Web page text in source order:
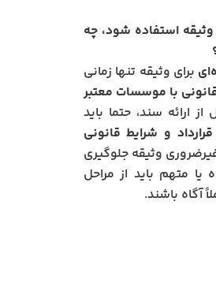
وثیقه استفاده شود، چه
برای وثیقه تنها زمانی
قانونی با موسسات معتبر
ارائه سند، حتما باید
و شرایط قانونی
وثیقه جلوگیری
یا متهم باید از مراحل
آگاه باشند.